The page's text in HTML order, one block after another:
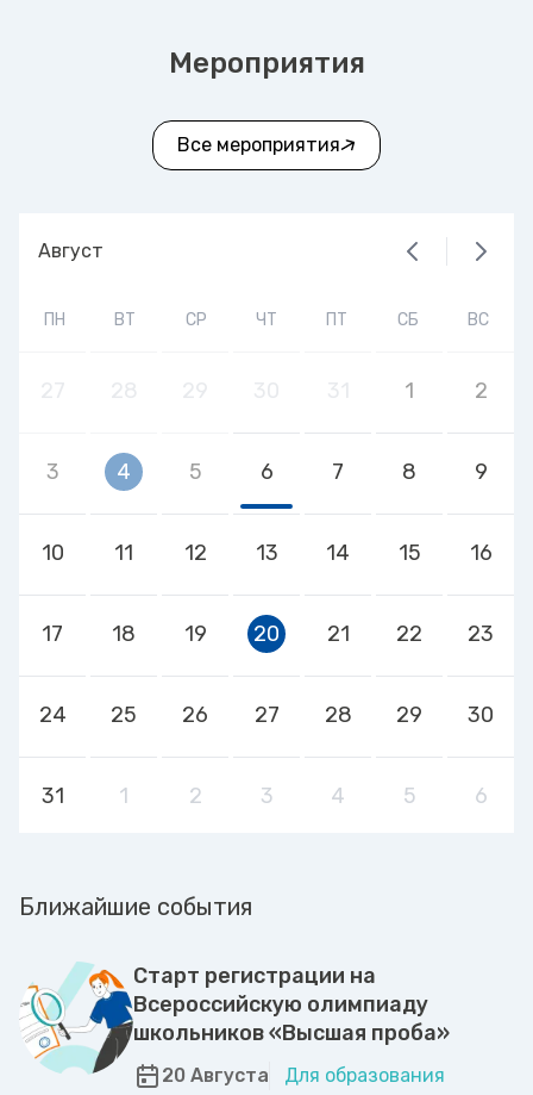
Мероприятия
Все мероприятия
Август
ПН ВТ СР ЧТ ПТ СБ ВС
1 2
3 4 5 6 7 8 9
10 11 12 13 14 15 16
17 18 19 20 21 22 23
24 25 26 27 28 29 30
31 1 2 3 4 5 6
Ближайшие события
Старт регистрации на
Всероссийскую олимпиаду
школьников «Высшая проба»
20 Августа Для образования